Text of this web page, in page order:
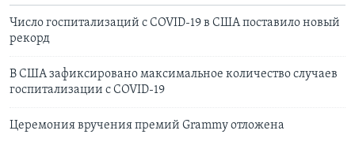
Число госпитализаций с COVID-19 в США поставило новый
рекорд
В США зафиксировано максимальное количество случаев
госпитализации с COVID-19
Церемония вручения премий Grammy отложена